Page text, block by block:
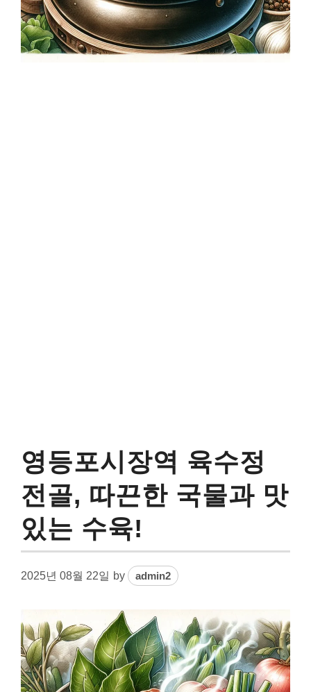
영등포시장역 육수정
전골, 따끈한 국물과 맛
있는 수육!
2025년 08월 22일 by admin2